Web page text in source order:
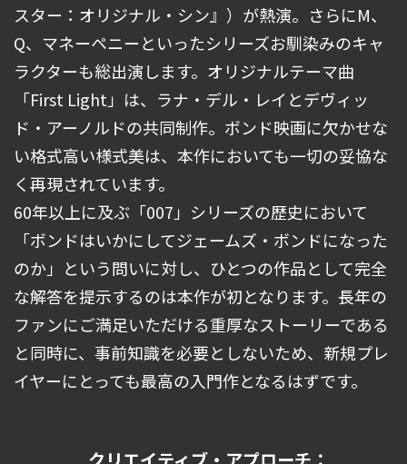
スター：オリジナル・シン』）が熱演。さらにM、
Q、マネーペニーといったシリーズお馴染みのキャ
ラクターも総出演します。オリジナルテーマ曲
「First Light」は、ラナ・デル・レイとデヴィッ
ド・アーノルドの共同制作。ボンド映画に欠かせな
い格式高い様式美は、本作においても一切の妥協な
く再現されています。
60年以上に及ぶ「007」シリーズの歴史において
「ボンドはいかにしてジェームズ・ボンドになった
のか」という問いに対し、ひとつの作品として完全
な解答を提示するのは本作が初となります。長年の
ファンにご満足いただける重厚なストーリーである
と同時に、事前知識を必要としないため、新規プレ
イヤーにとっても最高の入門作となるはずです。